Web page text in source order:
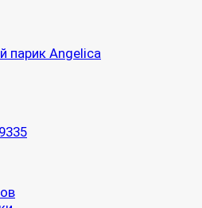
парик Angelica